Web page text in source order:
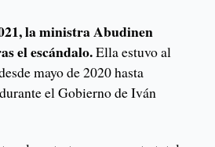
la ministra Abudinen
el escándalo.Ella estuvo al
mayo de 2020 hasta
el Gobierno de Iván